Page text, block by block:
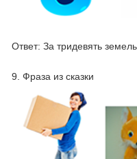
Ответ: За тридевять
9. Фраза из сказки